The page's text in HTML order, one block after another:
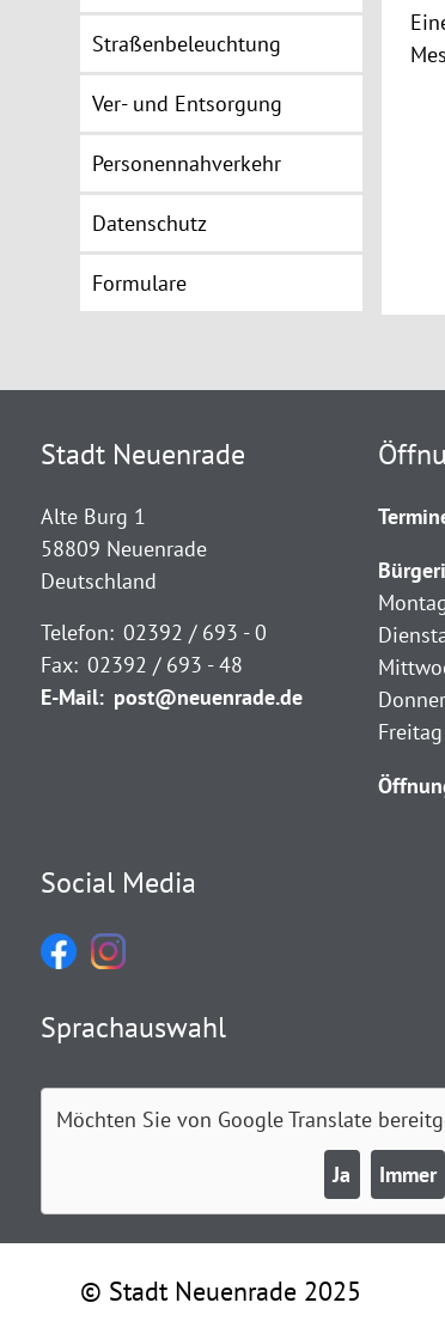
Straßenbeleuchtung
Ver- und Entsorgung
Personennahverkehr
Datenschutz
Formulare
Stadt Neuenrade
Alte Burg 1
58809 Neuenrade
Deutschland
Telefon: 02392 / 693 - 0
Fax: 02392 / 693 - 48
E-Mail: post@neuenrade.de
Social Media
Sprachauswahl
Möchten Sie von Google Translate
Ja Immer
© Stadt Neuenrade 2025